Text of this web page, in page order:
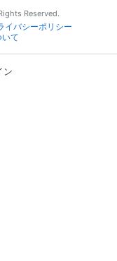
Reserved.
イバシーポリシー
て
ン